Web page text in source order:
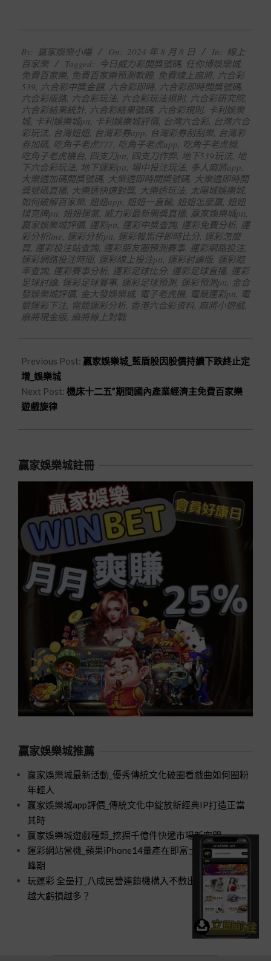
08-
08
By: 贏家娛樂小編 On: 2024 年 8 月 8 日 In: 線上
百家樂
Tagged: 今日威力彩開獎號碼, 任你博娛樂城,
免費百家樂, 免費百家樂預測軟體, 免費線上麻將, 六合彩
539, 六合彩中獎金額, 六合彩即時, 六合彩即時開獎號碼,
六合彩版路, 六合彩玩法, 六合彩玩法規則, 六合彩研究院,
六合彩結果統計, 六合彩結果號碼, 六合彩規則, 卡利娛樂
城, 卡利娛樂城ptt, 卡利娛樂城評價, 台灣六合彩, 台灣六合
彩玩法, 台灣妞妞, 台灣彩券app, 台灣彩券刮刮樂, 台灣彩
券加碼, 吃角子老虎777, 吃角子老虎app, 吃角子老虎機,
吃角子老虎機台, 四支刀ptt, 四支刀作弊, 地下539玩法, 地
下六合彩玩法, 地下運彩ptt, 場中投注玩法, 多人麻將app,
大樂透加碼開獎號碼, 大樂透即時開獎號碼, 大樂透即時開
獎號碼直播, 大樂透快速對獎, 大樂透玩法, 太陽城娛樂城,
如何破解百家樂, 妞妞app, 妞妞一直輸, 妞妞怎麼贏, 妞妞
撲克牌ptt, 妞妞運氣, 威力彩最新開獎直播, 贏家娛樂城ptt,
贏家娛樂城評價, 運彩ptt, 運彩中獎查詢, 運彩免費分析, 運
彩分析line, 運彩分析ptt, 運彩報馬仔即時比分, 運彩怎麼
買, 運彩投注站查詢, 運彩朋友圈預測賽事, 運彩網路投注,
運彩網路投注時間, 運彩線上投注ptt, 運彩討論版, 運彩賠
率查詢, 運彩賽事分析, 運彩足球比分, 運彩足球直播, 運彩
足球討論, 運彩足球賽事, 運彩足球預測, 運彩預測ptt, 金合
發娛樂城評價, 金大發娛樂城, 電子老虎機, 電競運彩ptt, 電
競運彩下注, 電競運彩分析, 香港六合彩资料, 麻將小遊戲,
麻將現金版, 麻將線上對戰
Previous Post: 贏家娛樂城_藍盾股因股價持續下跌終止定
增_娛樂城
Next Post: 機床十二五”期間國內產業經濟主免費百家樂
遊戲旋律
贏家娛樂城註冊
贏家娛樂城推薦
贏家娛樂城最新活動_優秀傳統文化破圈看戲曲如何圈粉
年輕人
贏家娛樂城app評價_傳統文化中綻放新經典IP打造正當
其時
贏家娛樂城遊戲種類_挖掘千億件快遞市場新空間
運彩網站當機_蘋果iPhone14量產在即富士康招工進入高
峰期
玩運彩 全壘打_八成民營連鎖機構入不敷出口腔醫療規模
越大虧損越多？